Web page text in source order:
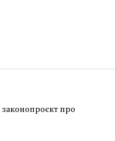
про